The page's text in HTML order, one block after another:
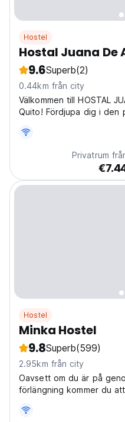
Hostel
Hostal Juana De
9.6Superb(2)
0.44km från city
Välkommen till HOSTAL
Quito! Fördjupa dig i den
historiska Rocafuerte-
utgångspunkt för att
Privatrum
Hostel
Minka Hostel
9.8Superb(599)
2.95km från city
Oavsett om du är på
förlängning kommer du